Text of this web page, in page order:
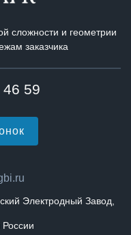
сложности и геометрии
заказчика
59
Электродный Завод,
России